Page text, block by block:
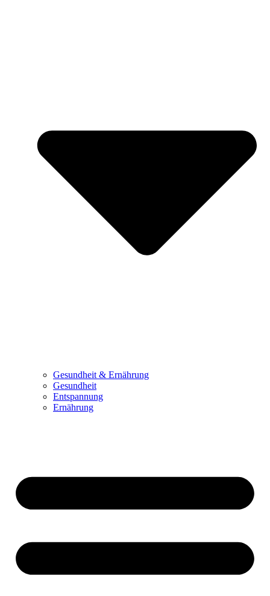
Gesundheit & Ernährung
Gesundheit
Entspannung
Ernährung